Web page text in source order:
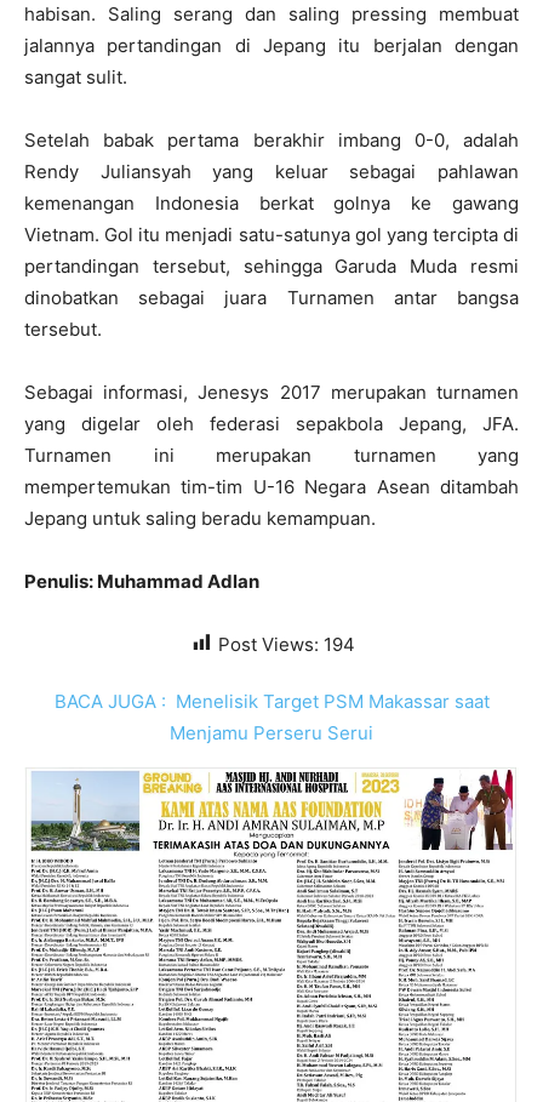
habisan. Saling serang dan saling pressing membuat
jalannya pertandingan di Jepang itu berjalan dengan
sangat sulit.
Setelah babak pertama berakhir imbang 0-0, adalah
Rendy Juliansyah yang keluar sebagai pahlawan
kemenangan Indonesia berkat golnya ke gawang
Vietnam. Gol itu menjadi satu-satunya gol yang tercipta di
pertandingan tersebut, sehingga Garuda Muda resmi
dinobatkan sebagai juara Turnamen antar bangsa
tersebut.
Sebagai informasi, Jenesys 2017 merupakan turnamen
yang digelar oleh federasi sepakbola Jepang, JFA.
Turnamen ini merupakan turnamen yang
mempertemukan tim-tim U-16 Negara Asean ditambah
Jepang untuk saling beradu kemampuan.
Penulis: Muhammad Adlan
Post Views: 194
BACA JUGA : Menelisik Target PSM Makassar saat
Menjamu Perseru Serui